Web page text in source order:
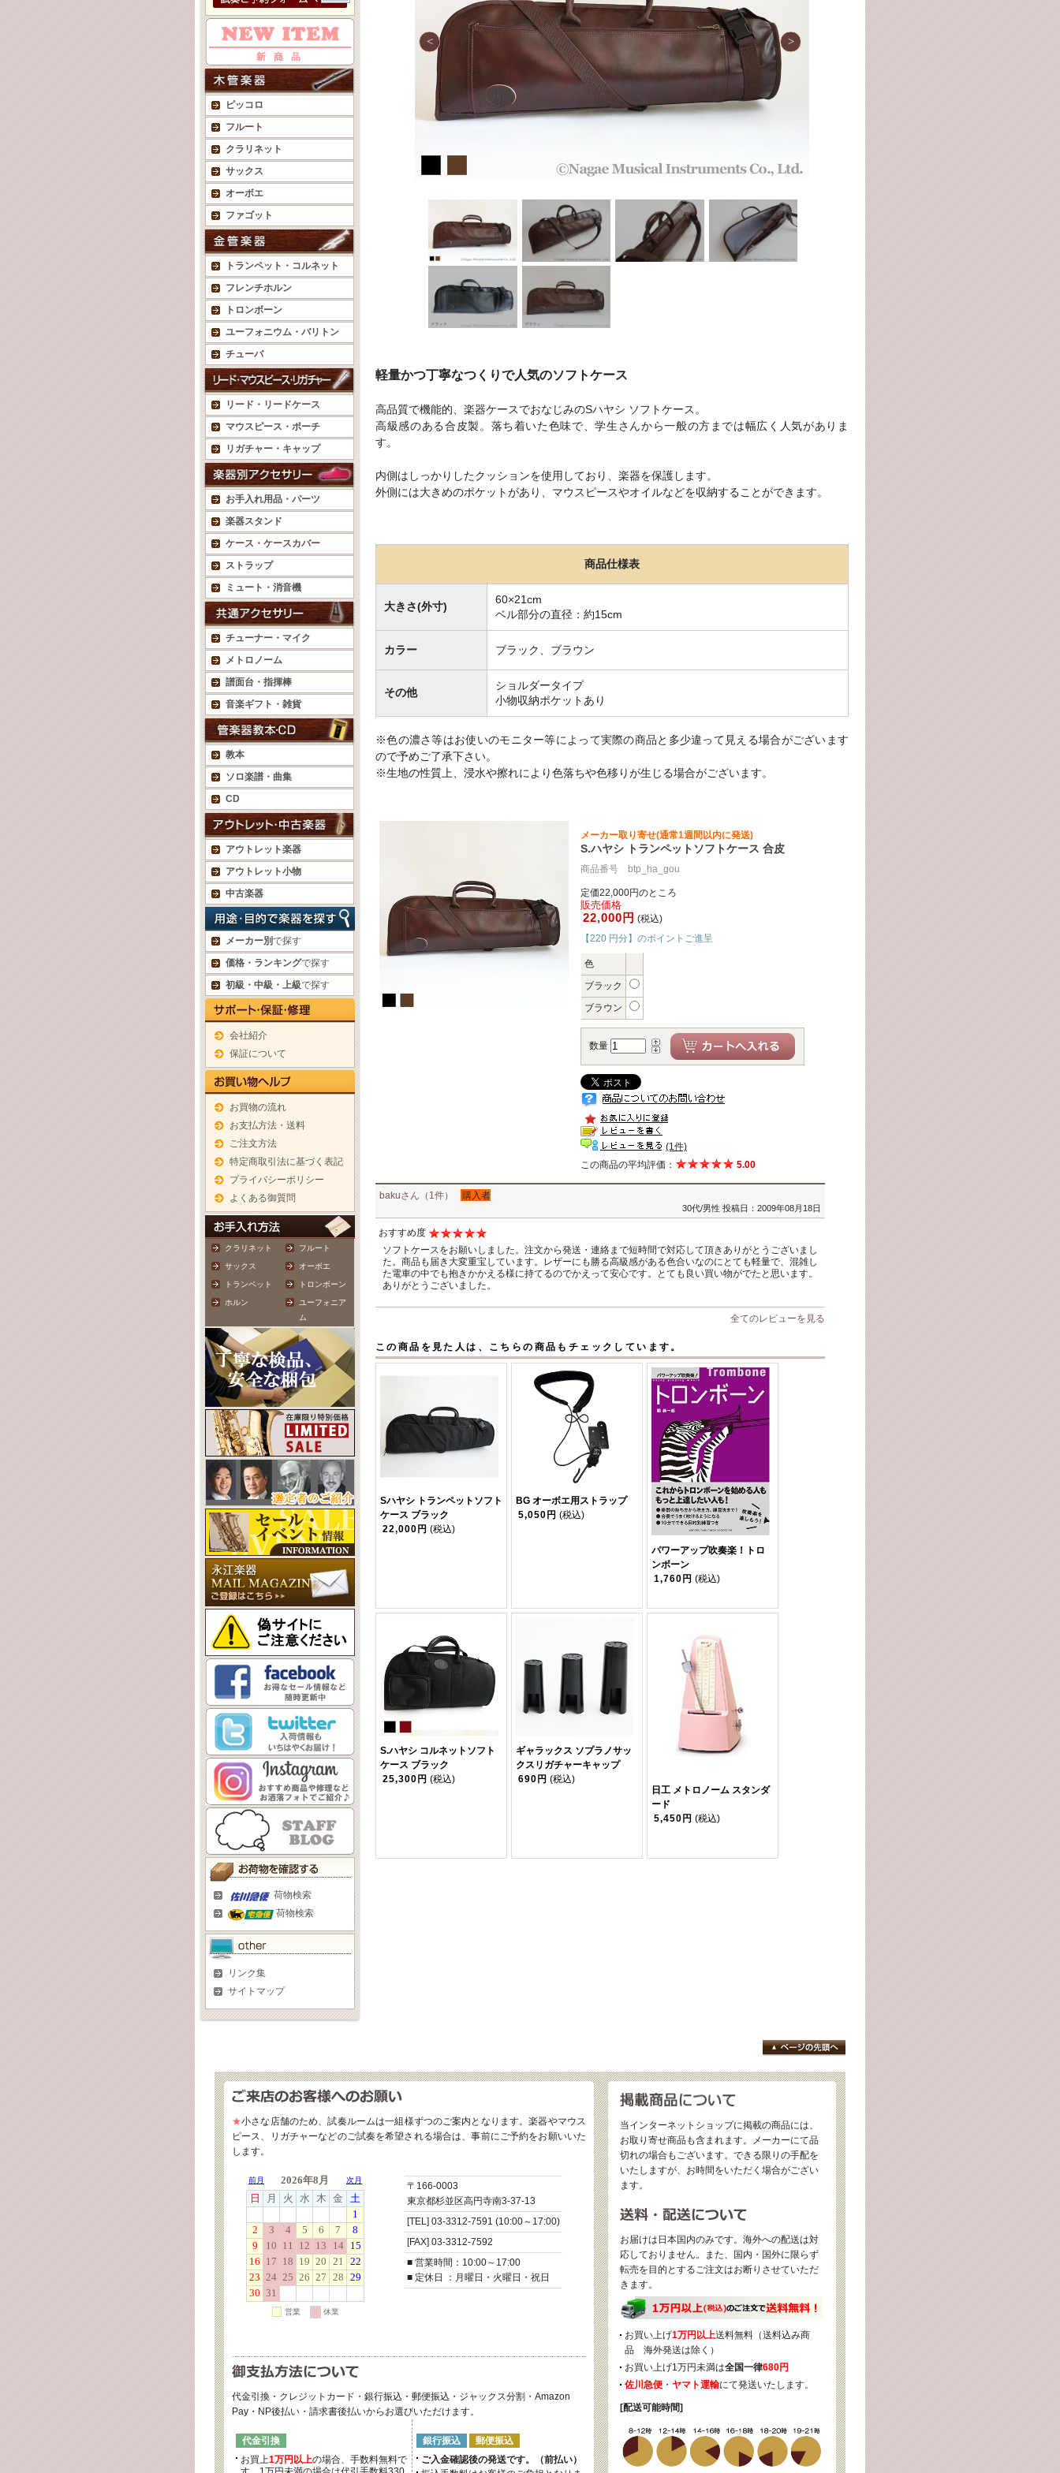
ピッコロ
フルート
クラリネット
サックス
オーボエ
ファゴット
トランペット・コルネット
フレンチホルン
トロンボーン
ユーフォニウム・バリトン
チューバ
リード・リードケース
マウスピース・ポーチ
リガチャー・キャップ
お手入れ用品・パーツ
楽器スタンド
ケース・ケースカバー
ストラップ
ミュート・消音機
チューナー・マイク
メトロノーム
譜面台・指揮棒
音楽ギフト・雑貨
教本
ソロ楽譜・曲集
CD
アウトレット楽器
アウトレット小物
中古楽器
メーカー別で探す
価格・ランキングで探す
初級・中級・上級で探す
会社紹介
保証について
お買物の流れ
お支払方法・送料
ご注文方法
特定商取引法に基づく表記
プライバシーポリシー
よくある御質問
クラリネット フルート
サックス オーボエ
トランペット トロンボーン
ホルン
ユーフォニア
ム
荷物検索
荷物検索
リンク集
サイトマップ
軽量かつ丁寧なつくりで人気のソフトケース
高品質で機能的、楽器ケースでおなじみのSハヤシ ソフトケース。
高級感のある合皮製。落ち着いた色味で、学生さんから一般の方までは幅広く人気がありま
す。
内側はしっかりしたクッションを使用しており、楽器を保護します。
外側には大きめのポケットがあり、マウスピースやオイルなどを収納することができます。
商品仕様表
大きさ(外寸)
60×21cm
ベル部分の直径：約15cm
カラー ブラック、ブラウン
その他
ショルダータイプ
小物収納ポケットあり
※色の濃さ等はお使いのモニター等によって実際の商品と多少違って見える場合がございます
ので予めご了承下さい。
※生地の性質上、浸水や擦れにより色落ちや色移りが生じる場合がございます。
メーカー取り寄せ(通常1週間以内に発送)
S.ハヤシ トランペットソフトケース 合皮
商品番号 btp_ha_gou
定価22,000円のところ
販売価格
22,000円 (税込)
【220 円分】のポイントご進呈
色
ブラック
ブラウン
数量
(1件)
この商品の平均評価：
5.00
bakuさん（1件） 購入者
30代/男性 投稿日：2009年08月18日
おすすめ度
ソフトケースをお願いしました。注文から発送・連絡まで短時間で対応して頂きありがとうございまし
た。商品も届き大変重宝しています。レザーにも勝る高級感がある色合いなのにとても軽量で、混雑し
た電車の中でも抱きかかえる様に持てるのでかえって安心です。とても良い買い物がでたと思います。
ありがとうございました。
全てのレビューを見る
この商品を見た人は、こちらの商品もチェックしています。
Sハヤシ トランペットソフト
ケース ブラック
22,000円 (税込)
BG オーボエ用ストラップ
5,050円 (税込)
パワーアップ吹奏楽！トロ
ンボーン
1,760円 (税込)
S.ハヤシ コルネットソフト
ケース ブラック
25,300円 (税込)
ギャラックス ソプラノサッ
クスリガチャーキャップ
690円 (税込)
日工 メトロノーム スタンダ
ード
5,450円 (税込)
★小さな店舗のため、試奏ルームは一組様ずつのご案内となります。楽器やマウス
ピース、リガチャーなどのご試奏を希望される場合は、事前にご予約をお願いいた
します。
〒166-0003
東京都杉並区高円寺南3-37-13
[TEL] 03-3312-7591 (10:00～17:00)
[FAX] 03-3312-7592
■ 営業時間：10:00～17:00
■ 定休日 ：月曜日・火曜日・祝日
代金引換・クレジットカード・銀行振込・郵便振込・ジャックス分割・Amazon
Pay・NP後払い・請求書後払いからお選びいただけます。
代金引換
お買上1万円以上の場合、手数料無料で
銀行振込
郵便振込
ご入金確認後の発送です。（前払い）
当インターネットショップに掲載の商品には、
お取り寄せ商品も含まれます。メーカーにて品
切れの場合もございます。できる限りの手配を
いたしますが、お時間をいただく場合がござい
ます。
お届けは日本国内のみです。海外への配送は対
応しておりません。また、国内・国外に限らず
転売を目的とするご注文はお断りさせていただ
きます。
お買い上げ1万円以上送料無料（送料込み商
品 海外発送は除く）
お買い上げ1万円未満は全国一律680円
佐川急便 ・ ヤマト運輸にて発送いたします。
[配送可能時間]